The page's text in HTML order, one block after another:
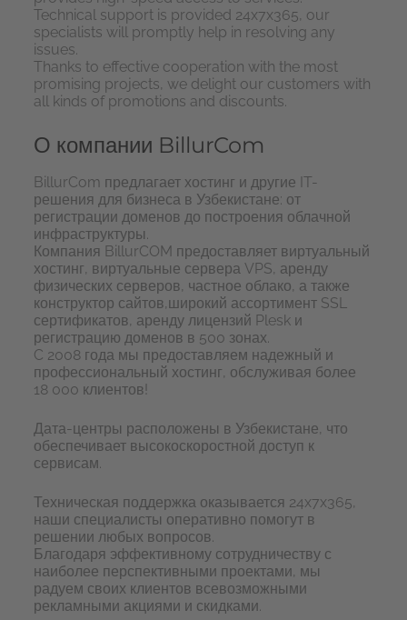
Technical support is provided 24x7x365, our
specialists will promptly help in resolving any
issues.
Thanks to effective cooperation with the most
promising projects, we delight our customers with
all kinds of promotions and discounts.
О компании BillurCom
BillurCom предлагает хостинг и другие IT-
решения для бизнеса в Узбекистане: от
регистрации доменов до построения облачной
инфраструктуры.
Компания BillurCOM предоставляет виртуальный
хостинг, виртуальные сервера VPS, аренду
физических серверов, частное облако, а также
конструктор сайтов,широкий ассортимент SSL
сертификатов, аренду лицензий Plesk и
регистрацию доменов в 500 зонах.
C 2008 года мы предоставляем надежный и
профессиональный хостинг, обслуживая более
18 000 клиентов!
Дата-центры расположены в Узбекистане, что
обеспечивает высокоскоростной доступ к
сервисам.
Техническая поддержка оказывается 24x7x365,
наши специалисты оперативно помогут в
решении любых вопросов.
Благодаря эффективному сотрудничеству с
наиболее перспективными проектами, мы
радуем своих клиентов всевозможными
рекламными акциями и скидками.